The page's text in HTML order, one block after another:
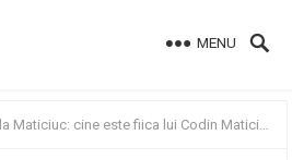
MENU
cine este fiica lui Codin Maticiuc și ce face acum